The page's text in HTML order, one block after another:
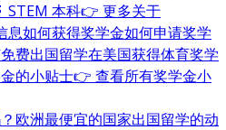
STEM 本科👉 更多关于
息如何获得奖学金如何申请奖学
费出国留学在美国获得体育奖学
的小贴士👉 查看所有奖学金小
欧洲最便宜的国家出国留学的动